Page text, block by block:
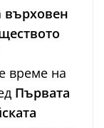
върховен
време на
Първата